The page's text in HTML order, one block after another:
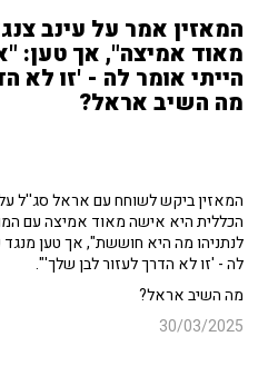
המאזין אמר על עינב
מאוד אמיצה", אך טען:
הייתי אומר לה - 'זו לא
מה השיב אראל?
המאזין ביקש לשוחח עם אראל סג''ל
הכללית היא אישה מאוד אמיצה עם
לנתניהו מה היא חוששת", אך טען מנגד
לה - 'זו לא הדרך לעזור לבן שלך'".
מה השיב אראל?
30/03/2025